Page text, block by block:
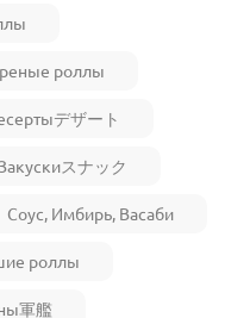
роллы
デザート
スナック
Соус, Имбирь, Васаби
роллы
軍艦